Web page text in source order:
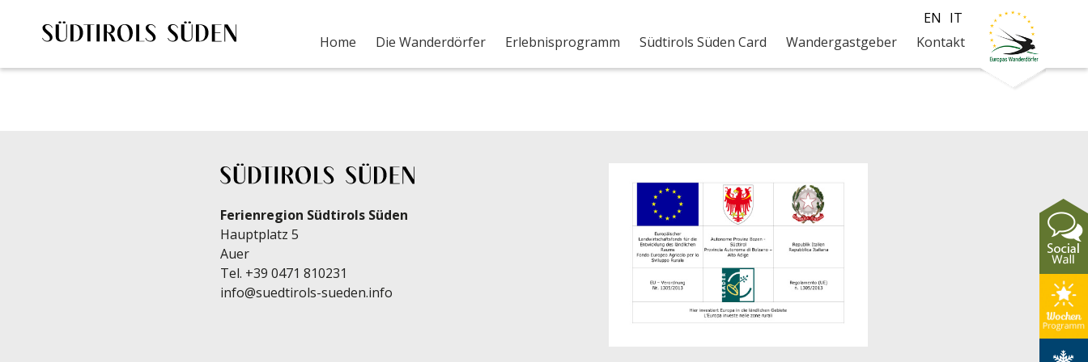
Home Die Wanderdörfer Erlebnisprogramm Südtirols Süden Card Wandergastgeber Kontakt
EN IT
images2020-10-21_17-45-57
Ferienregion Südtirols Süden
Hauptplatz 5
Auer
Tel. +39 0471 810231
info@suedtirols-sueden.info